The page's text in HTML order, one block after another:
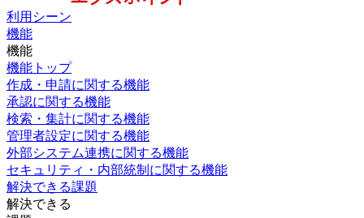
利用シーン
機能
機能
機能トップ
作成・申請に関する機能
承認に関する機能
検索・集計に関する機能
管理者設定に関する機能
外部システム連携に関する機能
セキュリティ・内部統制に関する機能
解決できる課題
解決できる